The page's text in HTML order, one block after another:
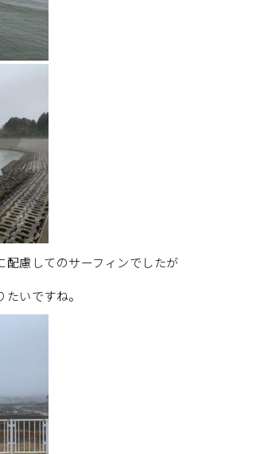
慮してのサーフィンでしたが
いですね。